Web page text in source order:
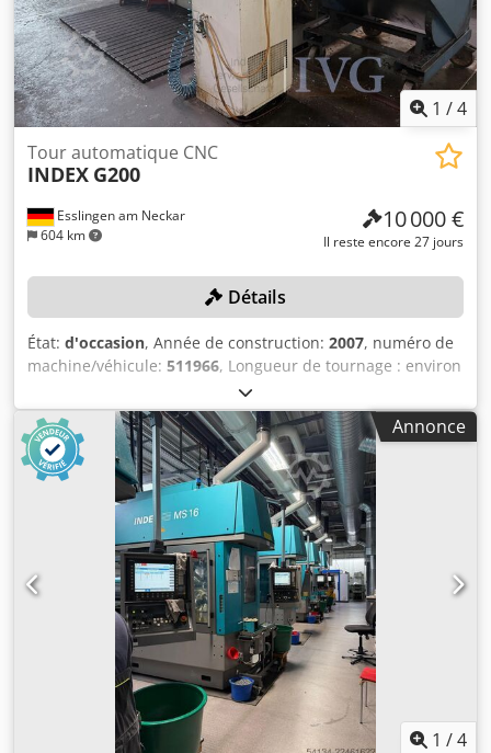
1 /4
Esslingen am Neckar
604 km
Tour automatique CNC
INDEX G200
10 000 €
Il reste encore 27 jours
Détails
État: d'occasion, Année de construction: 2007, numéro de
machine/véhicule: 511966, Longueur de tournage : environ
400 mm, diamètre de la barre : 60 mm, contre-broche,
2 têtes à outils à 14 positions, chariot croisé X/Y/Z,
commande du chariot B : INDEX C 200-4 D, système
d’extraction des pièces, convoyeur, système d’évacuation
des copeaux, fabricant : KNOLL, chargeur de barres
MBL 65/3700, la machine nécessite des réparations, coût
des réparations selon le devis : environ 1 880,00 € hors
taxes. L’émulsion de refroidissement/les lubrifiants doivent
être aspirés et éliminés de manière appropriée par le
client. Crjdpszqy U Hjfx Am Ujf
Annonce
1 /4